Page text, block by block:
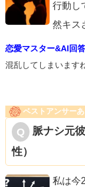
行動し
然キス
恋愛マスター&AI回
混乱してしまいます
ベストアンサーあ
脈ナシ元
性）
私は今